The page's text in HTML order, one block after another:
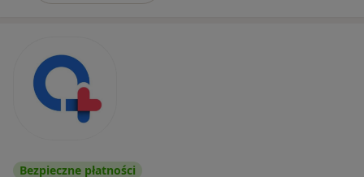
Bezpieczne płatności